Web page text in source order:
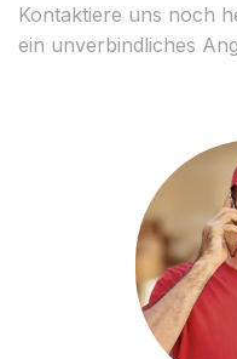
Kontaktiere uns noch
ein unverbindliches